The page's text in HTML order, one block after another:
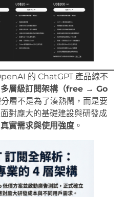
的 ChatGPT 產品線不
多層級訂閱架構（free → Go
分層不是為了湊熱鬧，而是要
對龐大的基礎建設與研發成
真實需求與使用強度 。